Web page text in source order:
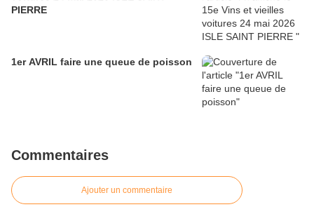
PIERRE
1er AVRIL faire une queue de poisson
Commentaires
Ajouter un commentaire